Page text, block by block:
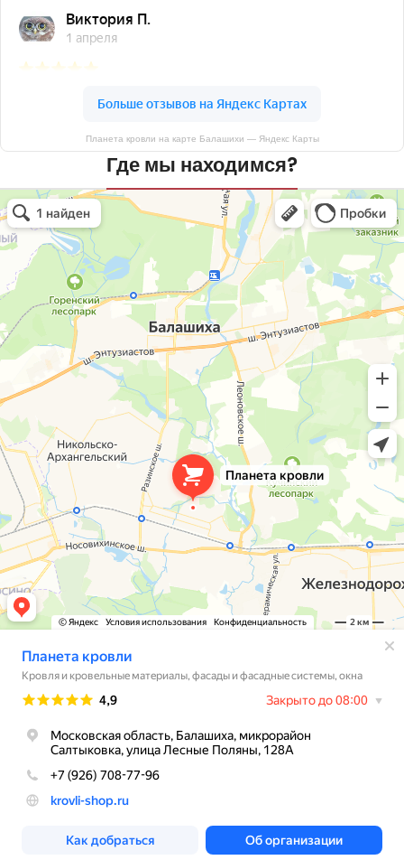
Планета кровли на карте Балашихи — Яндекс Карты
Где мы находимся?
Планета кровли
Кровля и кровельные материалы в Балашихе
Окна в Балашихе